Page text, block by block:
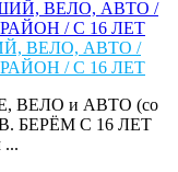
ВЕЛО, АВТО /
/ С 16 ЛЕТ
ВЕЛО и АВТО (со
БЕРЁМ С 16 ЛЕТ
...